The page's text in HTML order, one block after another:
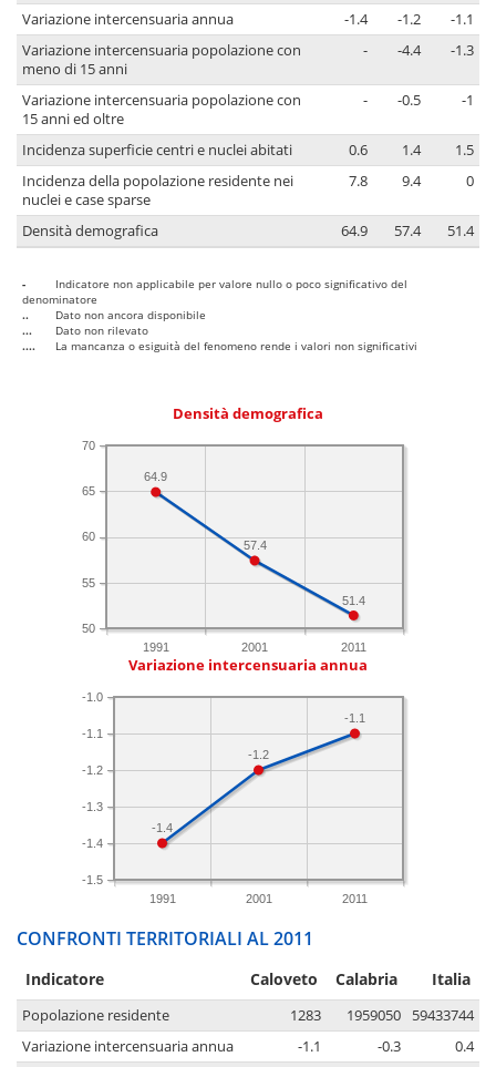
Variazione intercensuaria annua
-1.4 -1.2
-1.1
Variazione intercensuaria popolazione con
meno di 15 anni
- -4.4 -1.3
Variazione intercensuaria popolazione con
15 anni ed oltre
- -0.5 -1
Incidenza superficie centri e nuclei abitati 0.6 1.4
1.5
Incidenza della popolazione residente nei
nuclei e case sparse
7.8 9.4 0
Densità demografica 64.9 57.4 51.4
-
Indicatore non applicabile per valore nullo o poco significativo del
denominatore
..
Dato non ancora disponibile
...
Dato non rilevato
....
La mancanza o esiguità del fenomeno rende i valori non significativi
Densità demografica
1991 2001 2011
50
55
60
65
70
51.4
57.4
64.9
Variazione intercensuaria annua
1991 2001 2011
-1.5
-1.4
-1.3
-1.2
-1.1
-1.0
-1.1
-1.2
-1.4
CONFRONTI TERRITORIALI AL 2011
Indicatore Caloveto Calabria Italia
Popolazione residente 1283 1959050
59433744
Variazione intercensuaria annua
-1.1 -0.3
0.4